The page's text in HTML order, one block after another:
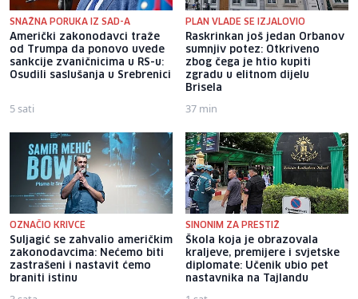
SNAŽNA PORUKA IZ SAD-A
Američki zakonodavci traže
od Trumpa da ponovo uvede
sankcije zvaničnicima u RS-u:
Osudili saslušanja u Srebrenici
5 sati
PLAN VLADE SE IZJALOVIO
Raskrinkan još jedan Orbanov
sumnjiv potez: Otkriveno
zbog čega je htio kupiti
zgradu u elitnom dijelu
Brisela
37 min
OZNAČIO KRIVCE
Suljagić se zahvalio američkim
zakonodavcima: Nećemo biti
zastrašeni i nastavit ćemo
braniti istinu
SINONIM ZA PRESTIŽ
Škola koja je obrazovala
kraljeve, premijere i svjetske
diplomate: Učenik ubio pet
nastavnika na Tajlandu